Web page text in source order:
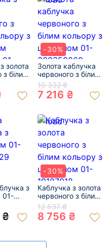
золота
з білим
-30%
Золота каблучка
червоного з білим
кольору з
цирконом 01-
200358868
10 332 ₴
7 216 ₴
з
01-
₴
-30%
Каблучка з золота
червоного з білим
кольору з
цирконом 01-
19187018
12 537 ₴
8 756 ₴